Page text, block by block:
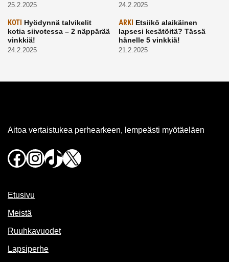
25.2.2025 24.2.2025
KOTI Hyödynnä talvikelit
kotia siivotessa – 2 näppärää
vinkkiä!
24.2.2025
ARKI Etsiikö alaikäinen
lapsesi kesätöitä? Tässä
hänelle 5 vinkkiä!
21.2.2025
Aitoa vertaistukea perhearkeen, lempeästi myötäeläen
Facebook
Instagram
TikTok
X
Etusivu
Meistä
Ruuhkavuodet
Lapsiperhe